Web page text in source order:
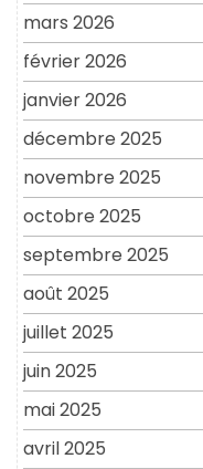
mars 2026
février 2026
janvier 2026
décembre 2025
novembre 2025
octobre 2025
septembre 2025
août 2025
juillet 2025
juin 2025
mai 2025
avril 2025